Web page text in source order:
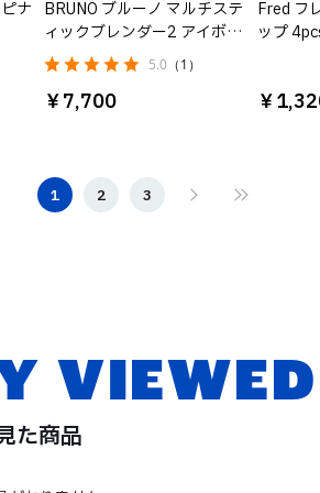
ナ
BRUNO ブルーノ マルチステ
ィックブレンダー2 アイボリ
ー
5.0 （1）
￥7,700
Fred フ
ップ
￥
1 2 3
VIEWED
た商品